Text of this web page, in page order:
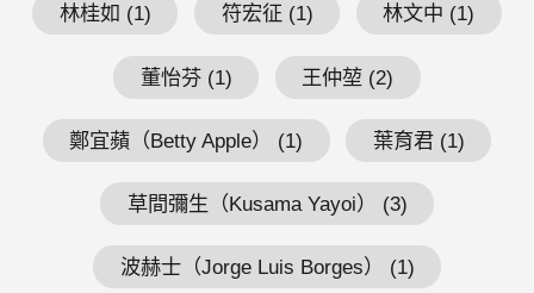
林桂如 (1) 符宏征 (1) 林文中 (1)
董怡芬 (1) 王仲堃 (2)
鄭宜蘋（Betty Apple） (1) 葉育君 (1)
草間彌生（Kusama Yayoi） (3)
波赫士（Jorge Luis Borges） (1)